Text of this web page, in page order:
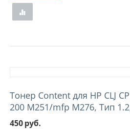
Тонер Content для HP CLJ
200 M251/mfp M276, Тип
450руб.